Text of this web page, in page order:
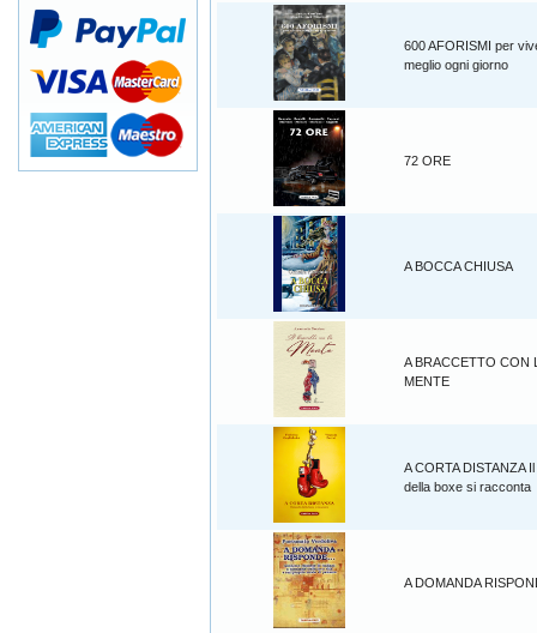
600 AFORISMI per
meglio ogni giorno
72 ORE
A BOCCA CHIUSA
A BRACCETTO CON
MENTE
A CORTA DISTANZA
della boxe si racconta
A DOMANDA